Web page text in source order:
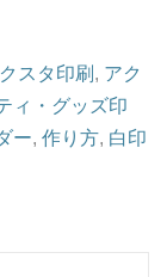
スタ印刷 , アク
ィ・グッズ印
ー, 作り方, 白印